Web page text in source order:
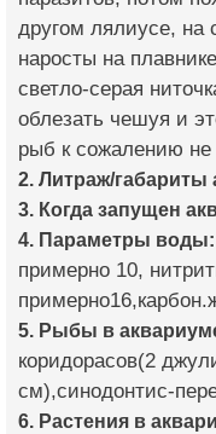
другом лялиусе, на
наросты на
светло-серая
облезать чешуя и
рыб к сожалению не
2. Литраж/габариты
3. Когда запущен
4. Параметры воды:
примерно 10,
5. Рыбы в
коридорасов(2
см),синодонтис-
6. Растения в